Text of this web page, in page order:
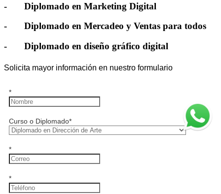
- Diplomado en Marketing Digital
- Diplomado en Mercadeo y Ventas para todos
- Diplomado en diseño gráfico digital
Solicita mayor información en nuestro formulario
*
Curso o Diplomado*
*
*